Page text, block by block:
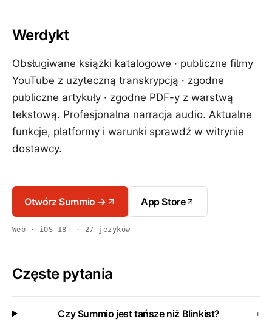
Werdykt
Obsługiwane książki katalogowe · publiczne filmy
YouTube z użyteczną transkrypcją · zgodne
publiczne artykuły · zgodne PDF-y z warstwą
tekstową. Profesjonalna narracja audio. Aktualne
funkcje, platformy i warunki sprawdź w witrynie
dostawcy.
Otwórz Summio → App Store
Web · iOS 18+ · 27 języków
Częste pytania
Czy Summio jest tańsze niż Blinkist? +